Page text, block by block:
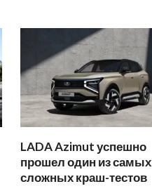
LADA Azimut успешно
прошел один из самых
сложных краш-тестов